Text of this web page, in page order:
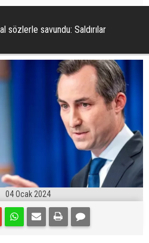
sözlerle savundu: Saldırılar
04 Ocak 2024